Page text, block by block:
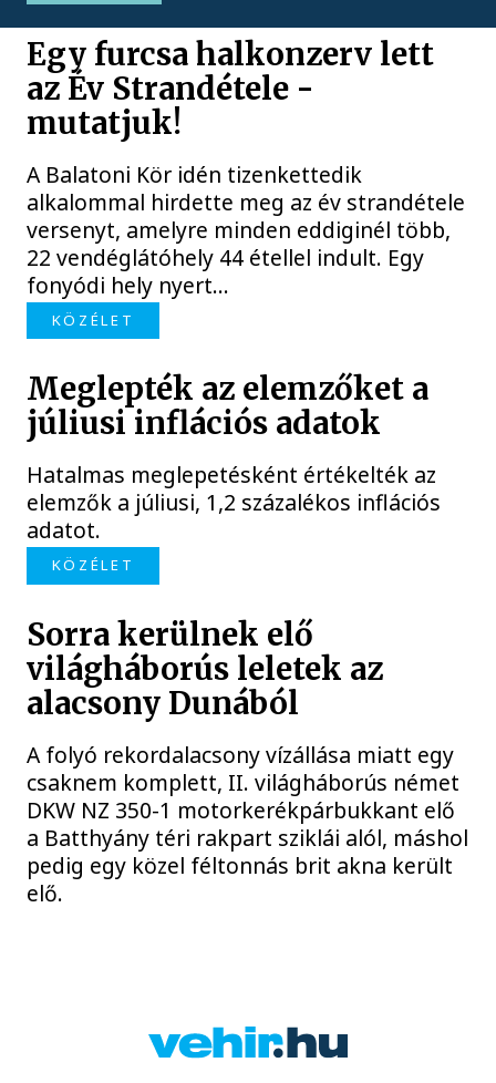
Egy furcsa halkonzerv lett
az Év Strandétele -
mutatjuk!
A Balatoni Kör idén tizenkettedik
alkalommal hirdette meg az év strandétele
versenyt, amelyre minden eddiginél több,
22 vendéglátóhely 44 étellel indult. Egy
fonyódi hely nyert...
KÖZÉLET
Meglepték az elemzőket a
júliusi inflációs adatok
Hatalmas meglepetésként értékelték az
elemzők a júliusi, 1,2 százalékos inflációs
adatot.
KÖZÉLET
Sorra kerülnek elő
világháborús leletek az
alacsony Dunából
A folyó rekordalacsony vízállása miatt egy
csaknem komplett, II. világháborús német
DKW NZ 350-1 motorkerékpárbukkant elő
a Batthyány téri rakpart sziklái alól, máshol
pedig egy közel féltonnás brit akna került
elő.